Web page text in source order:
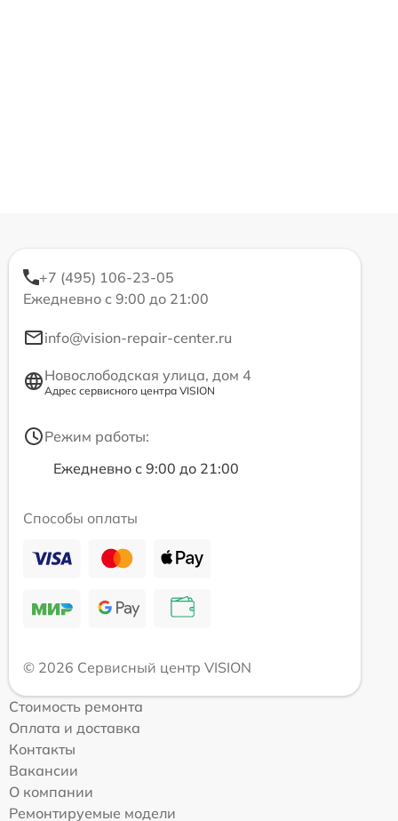
+7 (495) 106-23-05
Ежедневно с 9:00 до 21:00
info@vision-repair-center.ru
Новослободская улица, дом 4
Адрес сервисного центра VISION
Режим работы:
Ежедневно с 9:00 до 21:00
Способы оплаты
© 2026 Сервисный центр VISION
Стоимость ремонта
Оплата и доставка
Контакты
Вакансии
О компании
Ремонтируемые модели